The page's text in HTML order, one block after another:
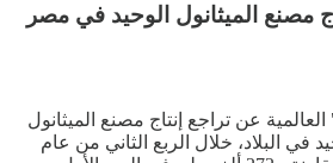
مصنع الميثانول الوحيد في مصر
عن تراجع إنتاج مصنع الميثانول
في البلاد، خلال الربع الثاني من عام